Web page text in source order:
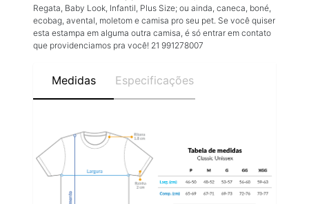
Regata, Baby Look, Infantil, Plus Size; ou ainda, caneca, boné,
ecobag, avental, moletom e camisa pro seu pet. Se você quiser
esta estampa em alguma outra camisa, é só entrar em contato
que providenciamos pra você! 21 991278007
Medidas Especificações